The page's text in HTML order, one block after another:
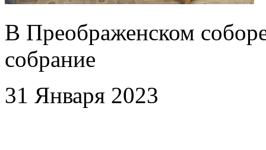
В Преображенском
собрание
31 Января 2023